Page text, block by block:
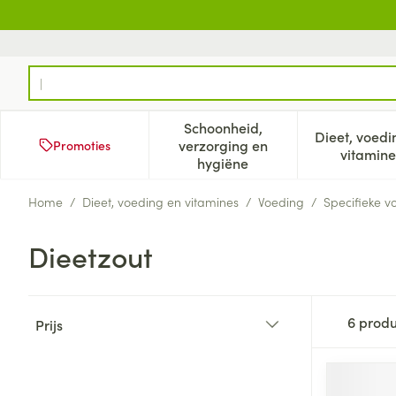
Product, merk, categorie...
Promoties
Schoonheid,
verzorging en
hygiëne
Toon submenu voor
Dieet,
Home / Dieet, voeding en vitamines / Voeding / Specifieke
Dieetzout
Prijs
6